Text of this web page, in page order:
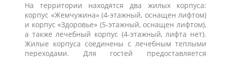
На территории находятся два жилых корпуса:
корпус «Жемчужина» (4-этажный, оснащен лифтом)
и корпус «Здоровье» (5-этажный, оснащен лифтом),
а также лечебный корпус (4-этажный, лифта нет).
Жилые корпуса соединены с лечебным теплыми
переходами. Для гостей предоставляется